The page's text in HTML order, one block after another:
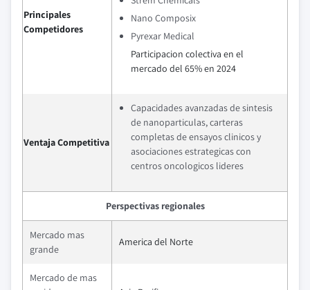
Principales
Competidores
Nano Composix
Pyrexar Medical
Participacion colectiva en el
mercado del 65% en 2024
Ventaja Competitiva
Capacidades avanzadas de sintesis
de nanoparticulas, carteras
completas de ensayos clinicos y
asociaciones estrategicas con
centros oncologicos lideres
Perspectivas regionales
Mercado mas
grande
America del Norte
Mercado de mas